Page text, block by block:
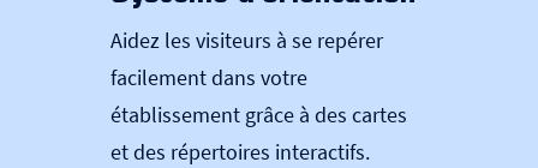
Aidez les visiteurs à se repérer
facilement dans votre
établissement grâce à des cartes
et des répertoires interactifs.